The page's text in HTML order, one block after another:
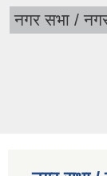
नगर सभा / नगर